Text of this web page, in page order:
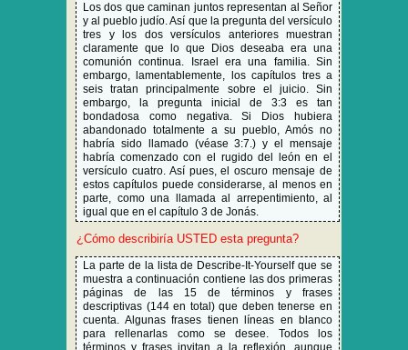
Los dos que caminan juntos representan al Señor
y al pueblo judío. Así que la pregunta del versículo
tres y los dos versículos anteriores muestran
claramente que lo que Dios deseaba era una
comunión continua. Israel era una familia. Sin
embargo, lamentablemente, los capítulos tres a
seis tratan principalmente sobre el juicio. Sin
embargo, la pregunta inicial de 3:3 es tan
bondadosa como negativa. Si Dios hubiera
abandonado totalmente a su pueblo, Amós no
habría sido llamado (véase 3:7.) y el mensaje
habría comenzado con el rugido del león en el
versículo cuatro. Así pues, el oscuro mensaje de
estos capítulos puede considerarse, al menos en
parte, como una llamada al arrepentimiento, al
igual que en el capítulo 3 de Jonás.
¿Cómo describiría USTED esta pregunta?
La parte de la lista de Describe-It-Yourself que se
muestra a continuación contiene las dos primeras
páginas de las 15 de términos y frases
descriptivas (144 en total) que deben tenerse en
cuenta. Algunas frases tienen líneas en blanco
para rellenarlas como se desee. Todos los
términos y frases invitan a la reflexión, aunque